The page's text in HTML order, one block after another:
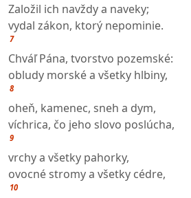
Založil ich navždy a naveky;
vydal zákon, ktorý nepominie.
7
Chváľ Pána, tvorstvo pozemské:
obludy morské a všetky hlbiny,
8
oheň, kamenec, sneh a dym,
víchrica, čo jeho slovo poslúcha,
9
vrchy a všetky pahorky,
ovocné stromy a všetky cédre,
10